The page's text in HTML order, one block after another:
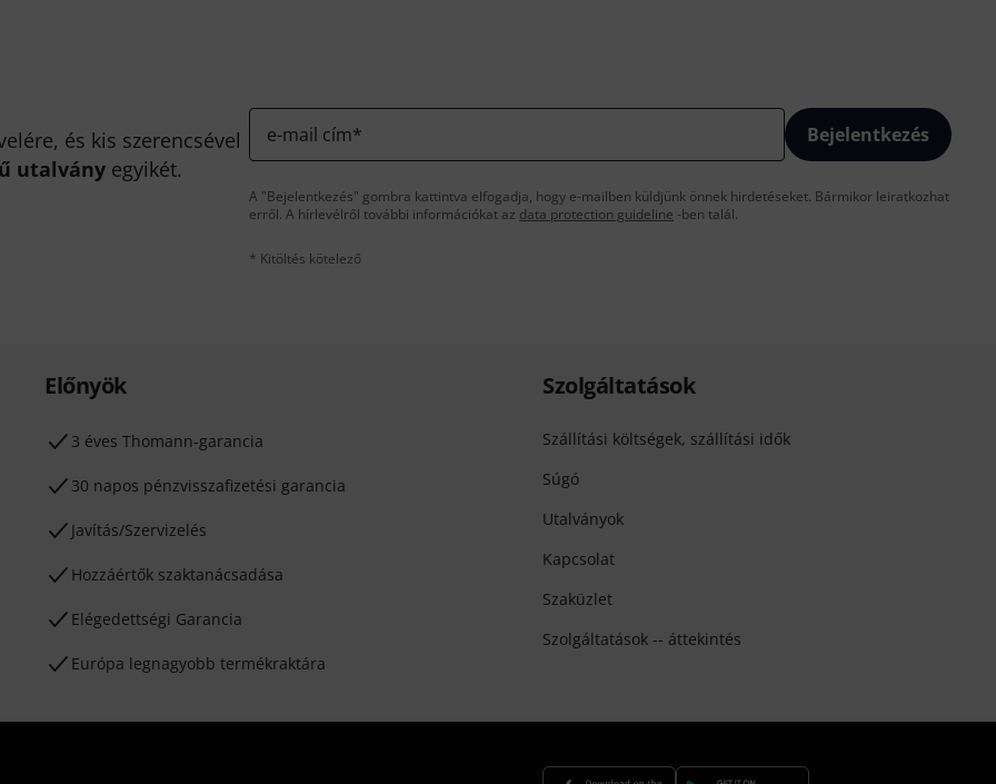
és kis szerencsével
utalvány egyikét.
e-mail cím* Bejelentkezés
A "Bejelentkezés" gombra kattintva elfogadja, hogy e-mailben küldjünk önnek hirdetéseket. Bármikor leiratkozhat
erről. A hírlevélről további információkat az data protection guideline -ben talál.
* Kitöltés kötelező
Előnyök
3 éves Thomann-garancia
30 napos pénzvisszafizetési garancia
Javítás/Szervizelés
Hozzáértők szaktanácsadása
Elégedettségi Garancia
Európa legnagyobb termékraktára
Szolgáltatások
Szállítási költségek, szállítási idők
Súgó
Utalványok
Kapcsolat
Szaküzlet
Szolgáltatások -- áttekintés